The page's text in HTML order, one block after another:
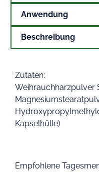
Anwendung
Beschreibung
Zutaten:
Weihrauchharzpulver
Kapselhülle)
Empfohlene